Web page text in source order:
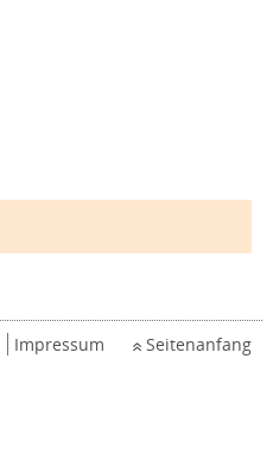
Impressum Seitenanfang